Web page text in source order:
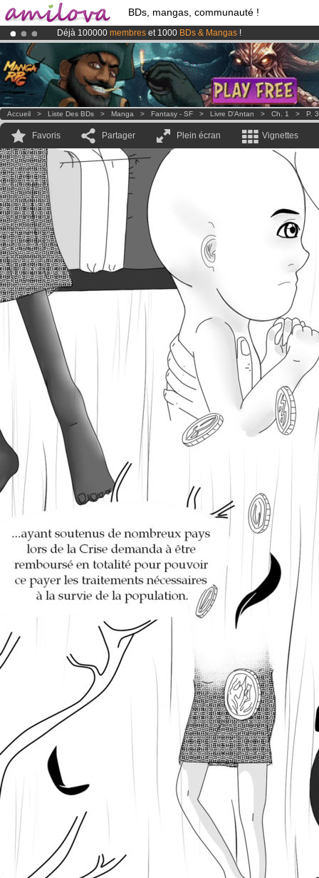
BDs, mangas, communauté !
Déjà 100000 membres et 1000 BDs & Mangas !
LeKickstarter Amilova est désormais lancé!.
Abonnement premium: à partir de
3.95 eurospar mois !Clique ici
Accueil > Liste Des BDs > Manga > Fantasy - SF > Livre D'Antan > Ch. 1 > P. 3
Favoris Partager Plein écran Vignettes